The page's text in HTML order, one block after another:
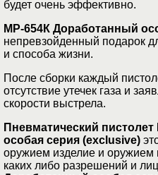
будет очень эффективно.
МР-654К Доработанный
непревзойденный подарок
и способа жизни.
После сборки каждый
отсутствие утечек газа и
скорости выстрела.
Пневматический пистолет
особая серия (exclusive)
оружием изделие и оружием
каких либо разрешений и